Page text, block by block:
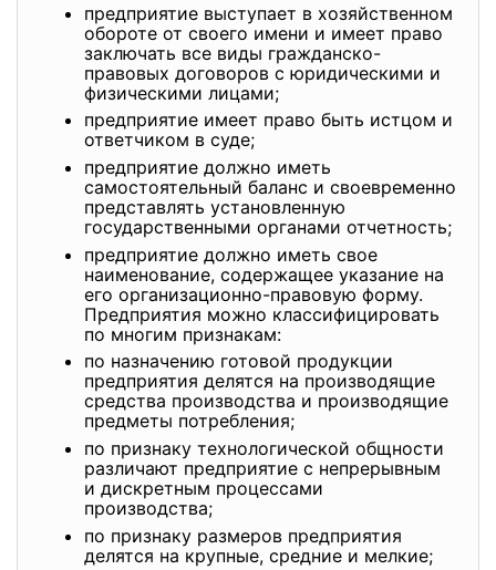
предприятие выступает в хозяйственном
обороте от своего имени и имеет право
заключать все виды гражданско-
правовых договоров с юридическими и
физическими лицами;
предприятие имеет право быть истцом и
ответчиком в суде;
предприятие должно иметь
самостоятельный баланс и своевременно
представлять установленную
государственными органами отчетность;
предприятие должно иметь свое
наименование, содержащее указание на
его организационно-правовую форму.
Предприятия можно классифицировать
по многим признакам:
по назначению готовой продукции
предприятия делятся на производящие
средства производства и производящие
предметы потребления;
по признаку технологической общности
различают предприятие с непрерывным
и дискретным процессами
производства;
по признаку размеров предприятия
делятся на крупные, средние и мелкие;